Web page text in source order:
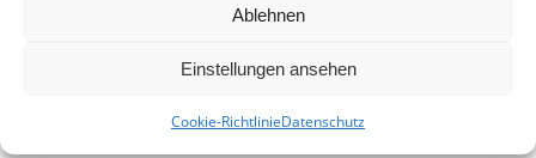
Ablehnen
Einstellungen ansehen
Cookie-RichtlinieDatenschutz
Public Viewing am Küchengartenplatz so zu gestalten, dass
WEITERLESEN